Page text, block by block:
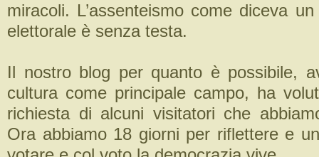
miracoli. L’assenteismo come diceva
elettorale è senza testa.
Il nostro blog per quanto è possibile,
cultura come principale campo, ha
richiesta di alcuni visitatori che
Ora abbiamo 18 giorni per riflettere e